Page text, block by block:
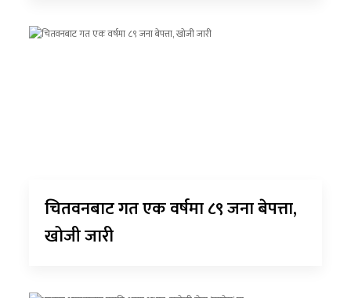
चितवनबाट गत एक वर्षमा ८९ जना बेपत्ता,
खोजी जारी